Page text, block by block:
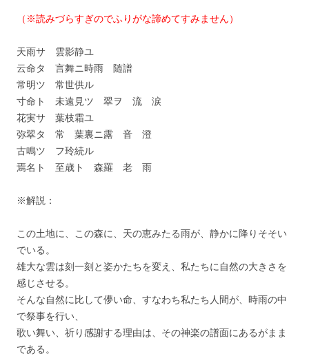
（※読みづらすぎのでふりがな諦めてすみません）
天雨サ 雲影静ユ
云命タ 言舞ニ時雨 随譜
常明ツ 常世供ル
寸命ト 未遠見ツ 翠ヲ 流 涙
花実サ 葉枝霜ユ
弥翠タ 常 葉裏ニ露 音 澄
古鳴ツ フ玲続ル
焉名ト 至歳ト 森羅 老 雨
※解説：
この土地に、この森に、天の恵みたる雨が、静かに降りそそい
でいる。
雄大な雲は刻一刻と姿かたちを変え、私たちに自然の大きさを
感じさせる。
そんな自然に比して儚い命、すなわち私たち人間が、時雨の中
で祭事を行い、
歌い舞い、祈り感謝する理由は、その神楽の譜面にあるがまま
である。